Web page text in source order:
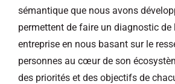
sémantique que nous avons
permettent de faire un diagnostic de
entreprise en nous basant sur le
personnes au cœur de son
des priorités et des objectifs de